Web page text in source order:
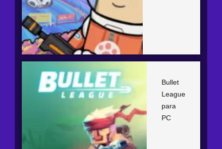
Bullet
League
para
PC